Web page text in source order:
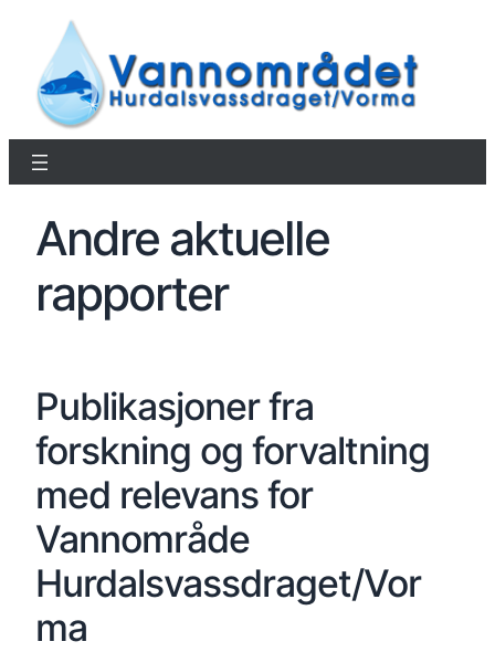
Andre aktuelle
rapporter
Publikasjoner fra
forskning og forvaltning
med relevans for
Vannområde
Hurdalsvassdraget/Vor
ma